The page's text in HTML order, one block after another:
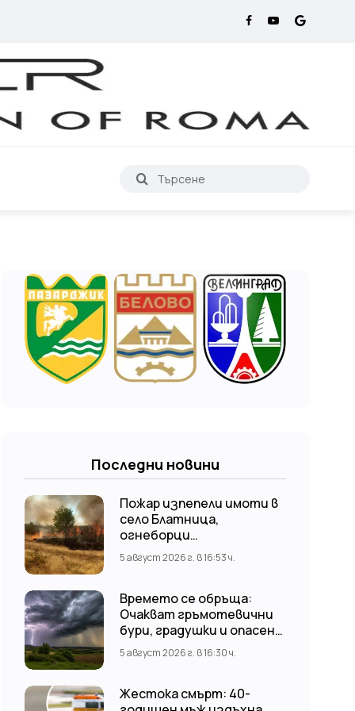
Последни новини
Пожар изпепели имоти в
село Блатница,
огнеборци
предотвратиха по-
голяма трагедия
5 август 2026 г. в 16:53 ч.
Времето се обръща:
Очакват гръмотевични
бури, градушки и опасен
вятър до 80 км/ч
5 август 2026 г. в 16:30 ч.
Жестока смърт: 40-